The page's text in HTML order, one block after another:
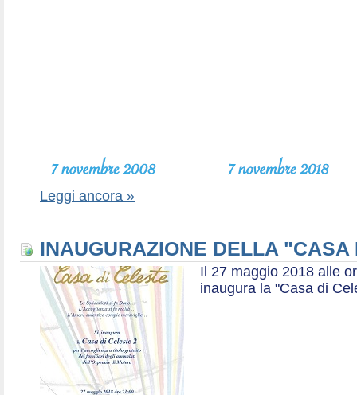
Leggi ancora »
INAUGURAZIONE DELLA
Il 27 maggio 2018 alle
inaugura la "Casa di